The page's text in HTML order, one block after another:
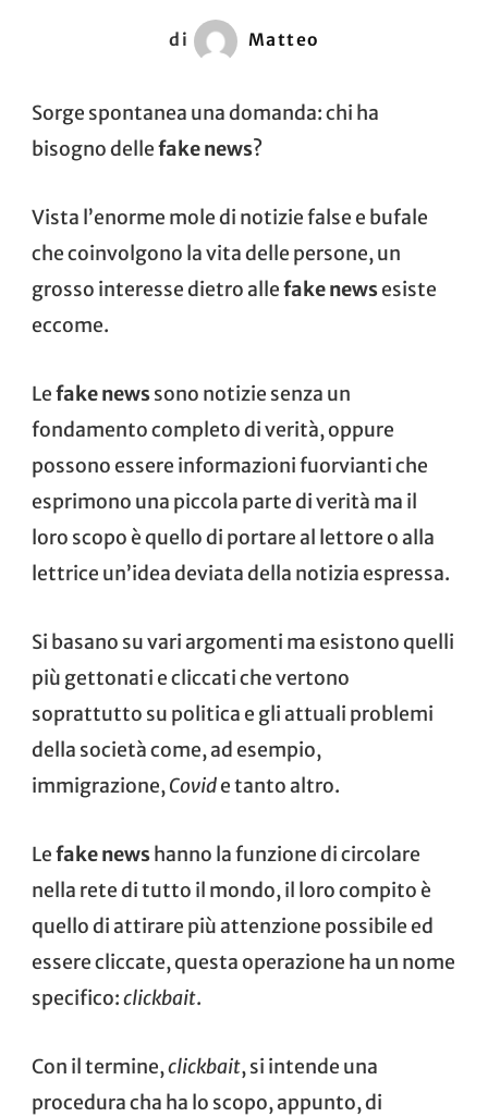
di Matteo
Sorge spontanea una domanda: chi ha
bisogno dellefake news?
Vista l’enorme mole di notizie false e bufale
che coinvolgono la vita delle persone, un
grosso interesse dietro allefake newsesiste
eccome.
Lefake newssono notizie senza un
fondamento completo di verità, oppure
possono essere informazioni fuorvianti che
esprimono una piccola parte di verità ma il
loro scopo è quello di portare al lettore o alla
lettrice un’idea deviata della notizia espressa.
Si basano su vari argomenti ma esistono quelli
più gettonati e cliccati che vertono
soprattutto su politica e gli attuali problemi
della società come, ad esempio,
immigrazione,Covide tanto altro.
Lefake news hanno la funzione di circolare
nella rete di tutto il mondo, il loro compito è
quello di attirare più attenzione possibile ed
essere cliccate, questa operazione ha un nome
specifico:clickbait.
Con il termine,clickbait, si intende una
procedura cha ha lo scopo, appunto, di